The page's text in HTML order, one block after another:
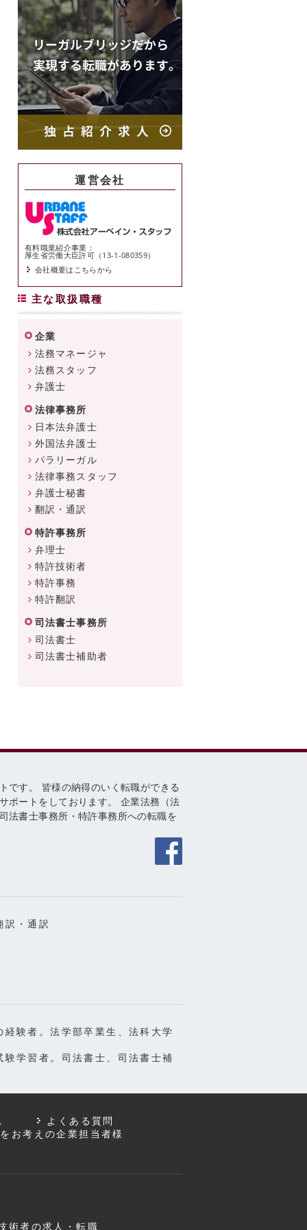
運営会社
有料職業紹介事業：
厚生省労働大臣許可（13-1-080359）
会社概要はこちらから
主な取扱職種
企業
法務マネージャ
法務スタッフ
弁護士
法律事務所
日本法弁護士
外国法弁護士
パラリーガル
法律事務スタッフ
弁護士秘書
翻訳・通訳
特許事務所
弁理士
特許技術者
特許事務
特許翻訳
司法書士事務所
司法書士
司法書士補助者
です。 皆様の納得のいく転職ができる
ポートをしております。 企業法務（法
法書士事務所・特許事務所への転職を
・通訳
験者。法学部卒業生、法科大学
学習者。司法書士、司法書士補
よくある質問
お考えの企業担当者様
術者の求人・転職